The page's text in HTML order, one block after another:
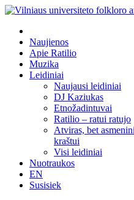
Naujienos
Apie Ratilio
Muzika
Leidiniai
Naujausi leidiniai
DJ Kaziukas
Etnožadintuvai
Ratilio – ratui ratujo
Atviras, bet
kraštui
Visi leidiniai
Nuotraukos
EN
Susisiek